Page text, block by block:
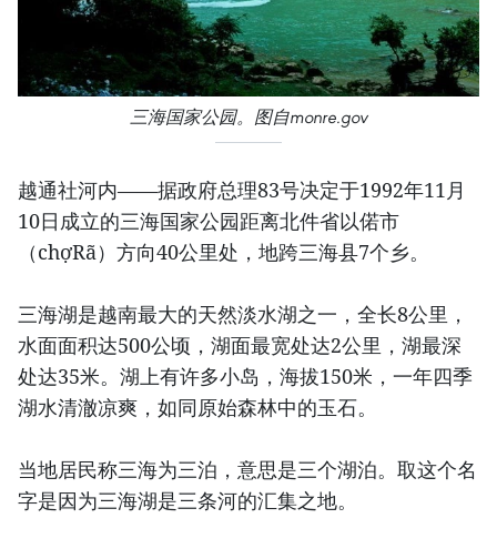
三海国家公园。图自monre.gov
越通社河内——据政府总理83号决定于1992年11月
10日成立的三海国家公园距离北件省以偌市
（chợRã）方向40公里处，地跨三海县7个乡。
三海湖是越南最大的天然淡水湖之一，全长8公里，
水面面积达500公顷，湖面最宽处达2公里，湖最深
处达35米。湖上有许多小岛，海拔150米，一年四季
湖水清澈凉爽，如同原始森林中的玉石。
当地居民称三海为三泊，意思是三个湖泊。取这个名
字是因为三海湖是三条河的汇集之地。